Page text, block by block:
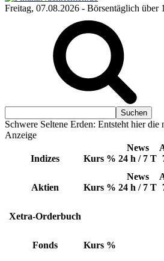
Freitag, 07.08.2026 - Börsentäglich über
Schwere Seltene Erden: Entsteht hier
Anzeige
Indizes Kurs %
News
24 h / 7 T
Aktien Kurs %
News
24 h / 7 T
Xetra-Orderbuch
Fonds Kurs %